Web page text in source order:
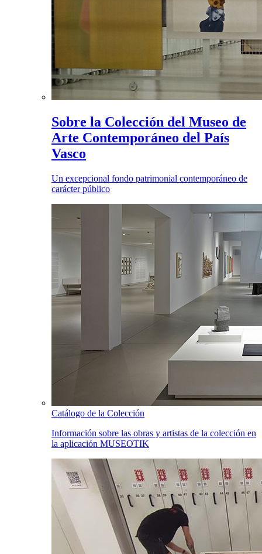
Sobre la Colección del Museo de
Arte Contemporáneo del País
Vasco
Un excepcional fondo patrimonial contemporáneo de
carácter público
Catálogo de la Colección
Información sobre las obras y artistas de la colección en
la aplicación MUSEOTIK